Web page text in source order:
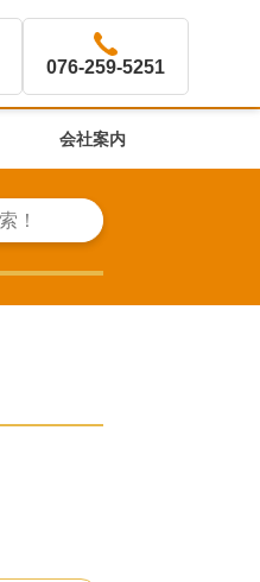
076-259-5251
会社案内